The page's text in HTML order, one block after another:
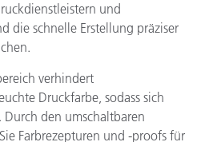
und
die schnelle Erstellung präziser
verhindert
Druckfarbe, sodass sich
den umschaltbaren
Farbrezepturen und -proofs für